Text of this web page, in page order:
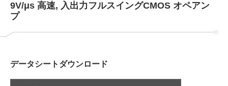
9V/μs 高速, 入出力フルスイングCMOS オペアン
プ
データシートダウンロード